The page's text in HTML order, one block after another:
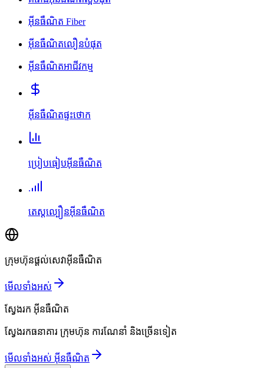
អ៊ីនធឺណិត Fiber
អ៊ីនធឺណិតលឿនបំផុត
អ៊ីនធឺណិតអាជីវកម្ម
អ៊ីនធឺណិតផ្ទះថោក
ប្រៀបធៀបអ៊ីនធឺណិត
តេស្តល្បឿនអ៊ីនធឺណិត
ក្រុមហ៊ុនផ្តល់សេវាអ៊ីនធឺណិត
មើលទាំងអស់
ស្វែងរក អ៊ីនធឺណិត
ស្វែងរកធនាគារ ក្រុមហ៊ុន ការណែនាំ និងច្រើនទៀត
មើលទាំងអស់ អ៊ីនធឺណិត